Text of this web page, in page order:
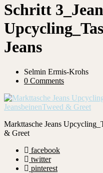
Schritt
Jeans
Selmin Ermis-Krohs
0 Comments
Markttasche Jeans
& Greet
facebook
twitter
pinterest